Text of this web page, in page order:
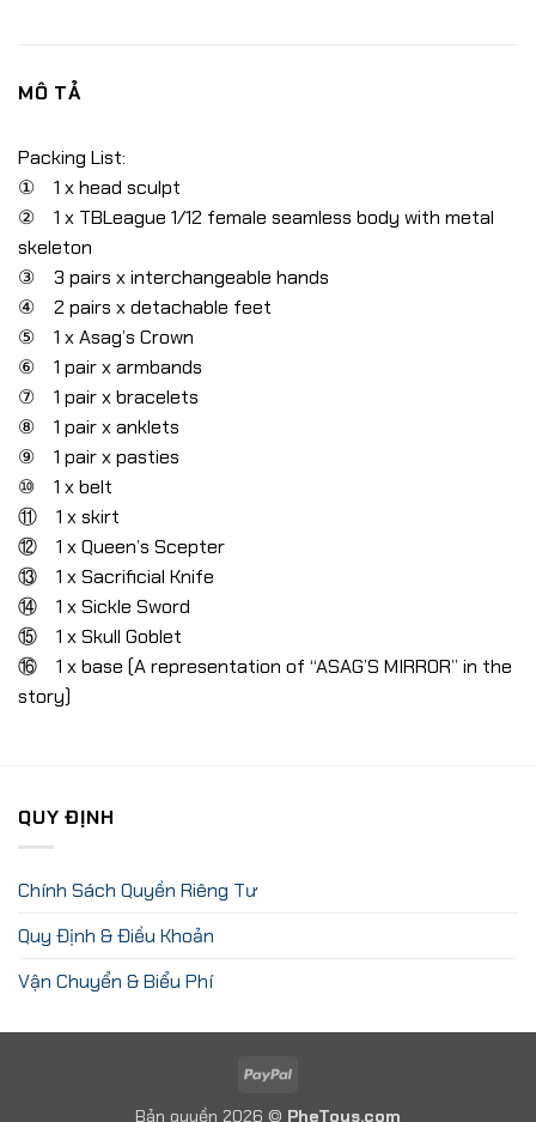
MÔ TẢ
Packing List:
① 1 x head sculpt
② 1 x TBLeague 1/12 female seamless body with metal
skeleton
③ 3 pairs x interchangeable hands
④ 2 pairs x detachable feet
⑤ 1 x Asag’s Crown
⑥ 1 pair x armbands
⑦ 1 pair x bracelets
⑧ 1 pair x anklets
⑨ 1 pair x pasties
⑩ 1 x belt
⑪ 1 x skirt
⑫ 1 x Queen’s Scepter
⑬ 1 x Sacrificial Knife
⑭ 1 x Sickle Sword
⑮ 1 x Skull Goblet
⑯ 1 x base (A representation of “ASAG’S MIRROR” in the
story)
QUY ĐỊNH
Chính Sách Quyền Riêng Tư
Quy Định & Điều Khoản
Vận Chuyển & Biểu Phí
PayPal
Bản quyền 2026 © PheToys.com